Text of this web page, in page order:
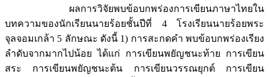
ผลการวิจัยพบข้อบกพร่องการเขียนภาษาไทยใน
บทความของนักเรียนนายร้อยชั้นปีที่ 4 โรงเรียนนายร้อยพระ
จุลจอมเกล้า 5 ลักษณะ ดังนี้ 1) การสะกดคำ พบข้อบกพร่องเรียง
ลำดับจากมากไปน้อย ได้แก่ การเขียนพยัญชนะท้าย การเขียน
สระ การเขียนพยัญชนะต้น การเขียนวรรณยุกต์ การเขียน